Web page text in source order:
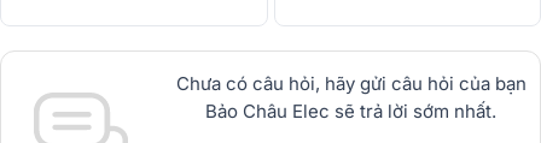
Chưa có câu hỏi, hãy gửi câu hỏi của bạn
Bảo Châu Elec sẽ trả lời sớm nhất.